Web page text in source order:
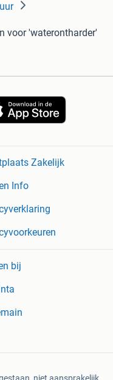
voor 'waterontharder'
Zakelijk
Info
bij